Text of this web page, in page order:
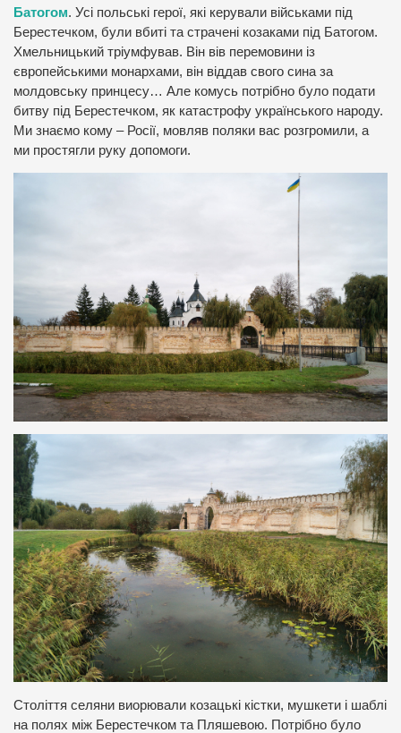
Батогом. Усі польські герої, які керували військами під
Берестечком, були вбиті та страчені козаками під Батогом.
Хмельницький тріумфував. Він вів перемовини із
європейськими монархами, він віддав свого сина за
молдовську принцесу… Але комусь потрібно було подати
битву під Берестечком, як катастрофу українського народу.
Ми знаємо кому – Росії, мовляв поляки вас розгромили, а
ми простягли руку допомоги.
Століття селяни виорювали козацькі кістки, мушкети і шаблі
на полях між Берестечком та Пляшевою. Потрібно було